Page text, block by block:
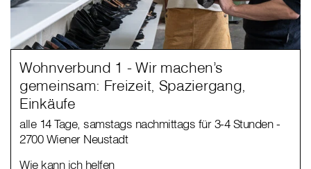
Wohnverbund 1 - Wir machen’s
gemeinsam: Freizeit, Spaziergang,
Einkäufe
alle 14 Tage, samstags nachmittags für 3-4 Stunden -
2700 Wiener Neustadt
Wie kann ich helfen